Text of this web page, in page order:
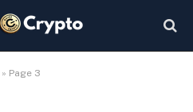
» Page 3